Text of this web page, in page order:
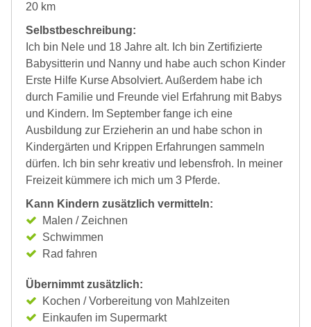
20 km
Selbstbeschreibung:
Ich bin Nele und 18 Jahre alt. Ich bin Zertifizierte
Babysitterin und Nanny und habe auch schon Kinder
Erste Hilfe Kurse Absolviert. Außerdem habe ich
durch Familie und Freunde viel Erfahrung mit Babys
und Kindern. Im September fange ich eine
Ausbildung zur Erzieherin an und habe schon in
Kindergärten und Krippen Erfahrungen sammeln
dürfen. Ich bin sehr kreativ und lebensfroh. In meiner
Freizeit kümmere ich mich um 3 Pferde.
Kann Kindern zusätzlich vermitteln:
Malen / Zeichnen
Schwimmen
Rad fahren
Übernimmt zusätzlich:
Kochen / Vorbereitung von Mahlzeiten
Einkaufen im Supermarkt